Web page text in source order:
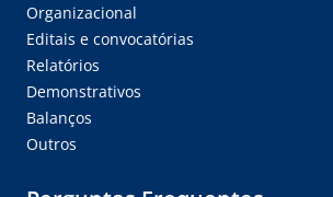
Organizacional
Editais e convocatórias
Relatórios
Demonstrativos
Balanços
Outros